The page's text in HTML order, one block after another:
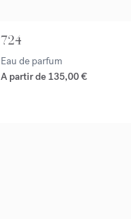
724
Eau de parfum
A partir de 135,00 €